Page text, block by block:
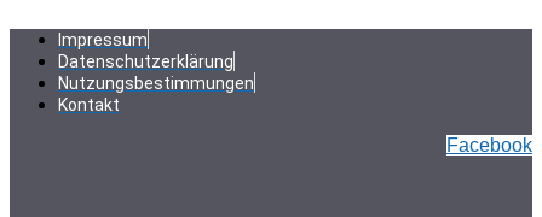
Inhalt
springen
Impressum
Datenschutzerklärung
Nutzungsbestimmungen
Kontakt
Facebook